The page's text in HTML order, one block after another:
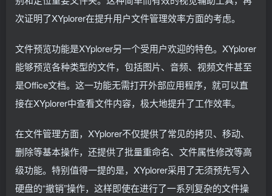
次证明了XYplorer在提升用户文件管理效率方面的考虑。
文件预览功能是XYplorer另一个受用户欢迎的特色。XYplorer
能够预览各种类型的文件，包括图片、音频、视频文件甚至
是Office文档。这一功能无需打开外部应用程序，就可以直
接在XYplorer中查看文件内容，极大地提升了工作效率。
在文件管理方面，XYplorer不仅提供了常见的拷贝、移动、
删除等基本操作，还提供了批量重命名、文件属性修改等高
级功能。特别值得一提的是，XYplorer采用了无须预先写入
硬盘的“撤销”操作，这样即使在进行了一系列复杂的文件操